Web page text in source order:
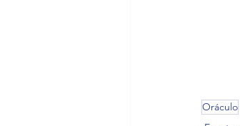
Oráculo